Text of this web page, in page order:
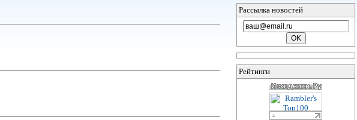
Рассылка новостей
Рейтинги